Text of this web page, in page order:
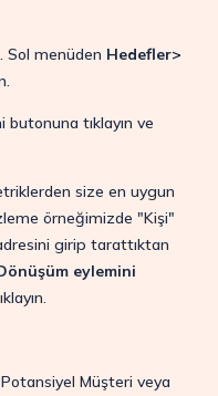
Sol menüden Hedefler>
tıklayın ve
size en uygun
örneğimizde "Kişi"
girip tarattıktan
eylemini
Potansiyel Müşteri veya